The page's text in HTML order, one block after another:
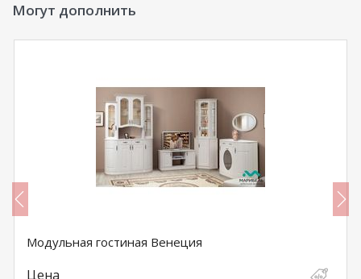
Могут дополнить
Модульная гостиная Венеция
Цена